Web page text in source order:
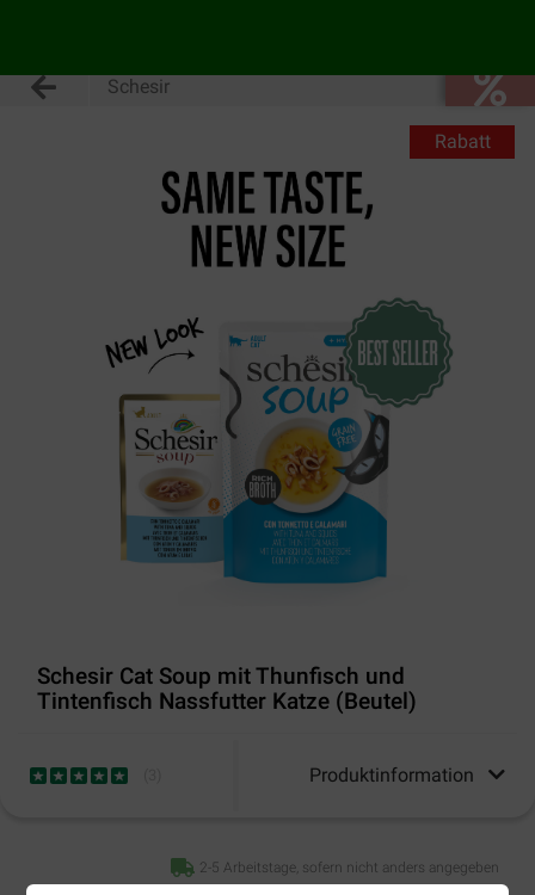
Schesir
Rabatt
Schesir Cat Soup mit Thunfisch und
Tintenfisch Nassfutter Katze (Beutel)
Produktinformation
2-5 Arbeitstage, sofern nicht anders angegeben